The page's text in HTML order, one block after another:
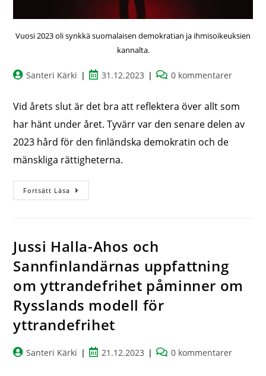
Vuosi 2023 oli synkkä suomalaisen demokratian ja ihmisoikeuksien
kannalta.
Santeri Kärki 31.12.2023 0 kommentarer
Vid årets slut är det bra att reflektera över allt som
har hänt under året. Tyvärr var den senare delen av
2023 hård för den finländska demokratin och de
mänskliga rättigheterna.
Fortsätt Läsa
Jussi Halla-Ahos och
Sannfinlandärnas uppfattning
om yttrandefrihet påminner om
Rysslands modell för
yttrandefrihet
Santeri Kärki 21.12.2023 0 kommentarer